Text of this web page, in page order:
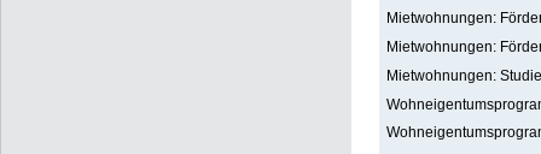
Mietwohnungen:
Mietwohnungen:
Mietwohnungen: